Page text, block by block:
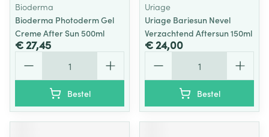
Bioderma
Bioderma Photoderm Gel
Creme After Sun 500ml
€ 27,45
Bestel
Uriage
Uriage Bariesun Nevel
Verzachtend Aftersun 150ml
€ 24,00
Bestel